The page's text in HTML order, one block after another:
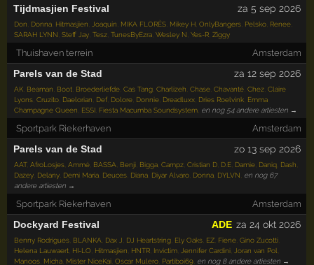
Tijdmasjien Festival za 5 sep 2026
Don Donna Hitmasjien Joaquín MIKA FLORÈS Mikey H ,OnlyBangers Pelsko Renee
SARAH LYNN ,Steff Jay ,Tesz ,TunesByEzra ,Wesley N ,Yes-R ,Ziggy
Thuishaven terrein Amsterdam
Parels van de Stad za 12 sep 2026
AK Beaman Boot Broederliefde ,Cas Tang ,Charlizeh ,Chase ,Chavanté ,Chez ,Claire
Lyons ,Cruzito Daelorian Def Dolore Donnie Dreadluxx Dries Roelvink Emma
Champagne Queen ESSI Fiesta Macumba Soundsystem en nog 54 andere artiesten →
Sportpark Riekerhaven Amsterdam
Parels van de Stad zo 13 sep 2026
AAT,AfroLosjes ,Ammé BASSA Benji Bigga ,Campz ,Cristian D D.E Damie Daniq Dash
Dazey Delany Demi Maria Deuces Diana Diyar Alvaro Donna DYLVN en nog 67
andere artiesten →
Sportpark Riekerhaven Amsterdam
Dockyard Festival za 24 okt 2026
ADE
Benny Rodrigues BLANKA Dax J DJ Heartstring Ely Oaks EZ Fiene ,Gino Zucotti
Helena Lauwaert HI-LO Hitmasjien HNTR Invictim Jennifer Cardini Joran van Pol
Manoos Micha Mister NiceKai ,Oscar Mulero Partiboi69 en nog 8 andere artiesten →